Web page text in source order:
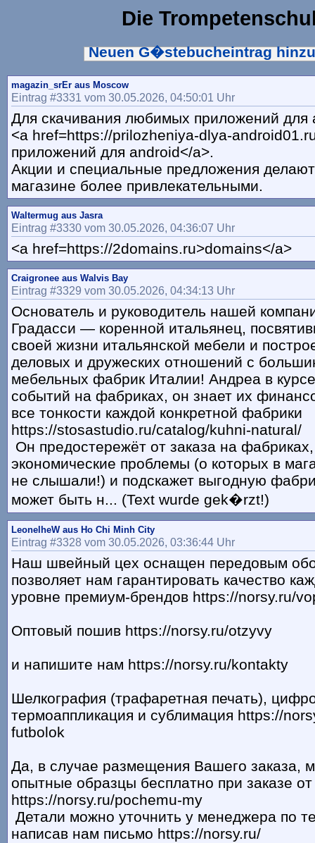
Die
Neuen G�stebucheintrag
magazin_srEr aus Moscow
Eintrag #3331 vom 30.05.2026, 04:50:01 Uhr
Для скачивания любимых приложений для
<a href=https://prilozheniya-dlya-
приложений для android</a>.
Акции и специальные предложения делают
магазине более привлекательными.
Waltermug aus Jasra
Eintrag #3330 vom 30.05.2026, 04:36:07 Uhr
<a href=https://2domains.ru>domains</a>
Craigronee aus Walvis Bay
Eintrag #3329 vom 30.05.2026, 04:34:13 Uhr
Основатель и руководитель нашей
Градасси — коренной итальянец,
своей жизни итальянской мебели и
деловых и дружеских отношений с
мебельных фабрик Италии! Андреа в
событий на фабриках, он знает их
все тонкости каждой конкретной фабрики
https://stosastudio.ru/catalog/kuhni-natural/
Он предостережёт от заказа на
экономические проблемы (о которых в
не слышали!) и подскажет выгодную
может быть н... (Text wurde gek�rzt!)
LeonelheW aus Ho Chi Minh City
Eintrag #3328 vom 30.05.2026, 03:36:44 Uhr
Наш швейный цех оснащен передовым
позволяет нам гарантировать качество
уровне премиум-брендов https://norsy.ru/
Оптовый пошив https://norsy.ru/otzyvy
и напишите нам https://norsy.ru/kontakty
Шелкография (трафаретная печать),
термоаппликация и сублимация https://
futbolok
Да, в случае размещения Вашего заказа,
опытные образцы бесплатно при заказе
https://norsy.ru/pochemu-my
Детали можно уточнить у менеджера по
написав нам письмо https://norsy.ru/